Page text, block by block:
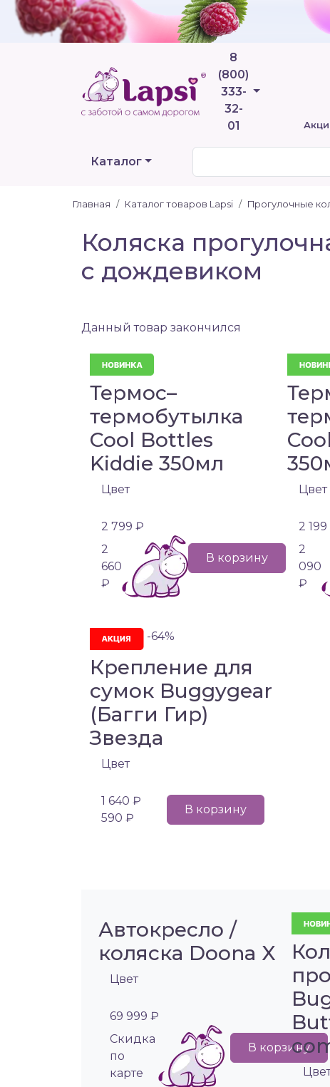
8
(800)
333-
32-
01
Телефоны
Каталог
Главная Каталог товаров Lapsi Прогулочные
Коляска
с дождевиком
Данный товар закончился
Термос–
термобутылка
Cool Bottles
Kiddie 350мл
Цвет
2 799 ₽
2
660
₽
В корзину
Цвет
2
2
090
₽
-64%
Крепление для
сумок Buggygear
(Багги Гир)
Звезда
Цвет
1 640 ₽
590 ₽
В корзину
Автокресло /
коляска Doona X
Цвет
69 999 ₽
Cкидка
по
карте
В корзину